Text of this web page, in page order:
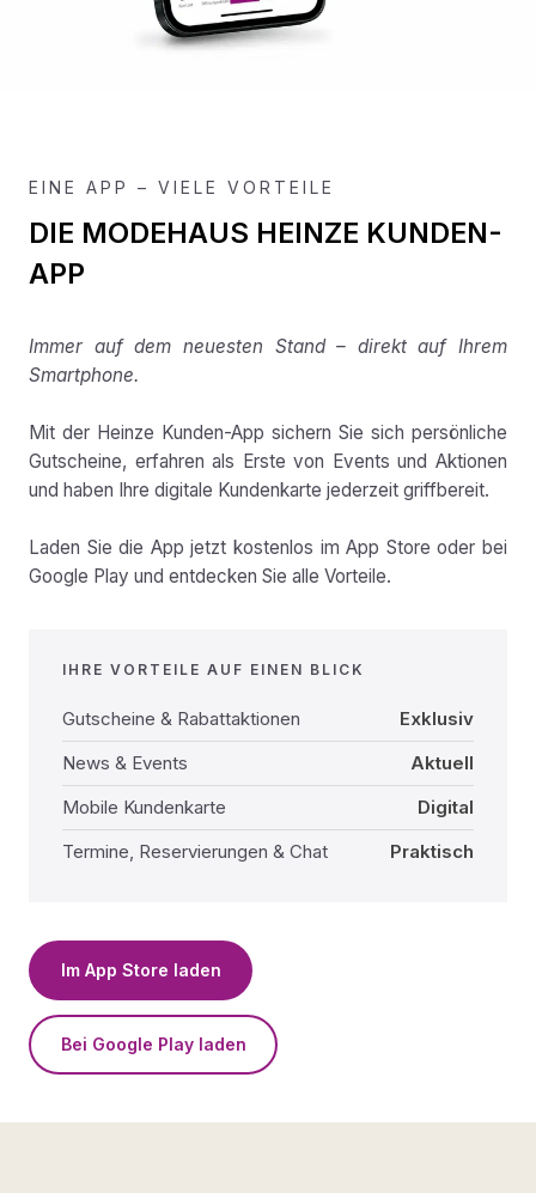
EINE APP – VIELE VORTEILE
DIE MODEHAUS HEINZE KUNDEN-
APP
Immer auf dem neuesten Stand – direkt auf Ihrem
Smartphone.
Mit der Heinze Kunden-App sichern Sie sich persönliche
Gutscheine, erfahren als Erste von Events und Aktionen
und haben Ihre digitale Kundenkarte jederzeit griffbereit.
Laden Sie die App jetzt kostenlos im App Store oder bei
Google Play und entdecken Sie alle Vorteile.
IHRE VORTEILE AUF EINEN BLICK
Gutscheine & Rabattaktionen
Exklusiv
News & Events
Aktuell
Mobile Kundenkarte
Digital
Termine, Reservierungen & Chat
Praktisch
Im App Store laden
Bei Google Play laden